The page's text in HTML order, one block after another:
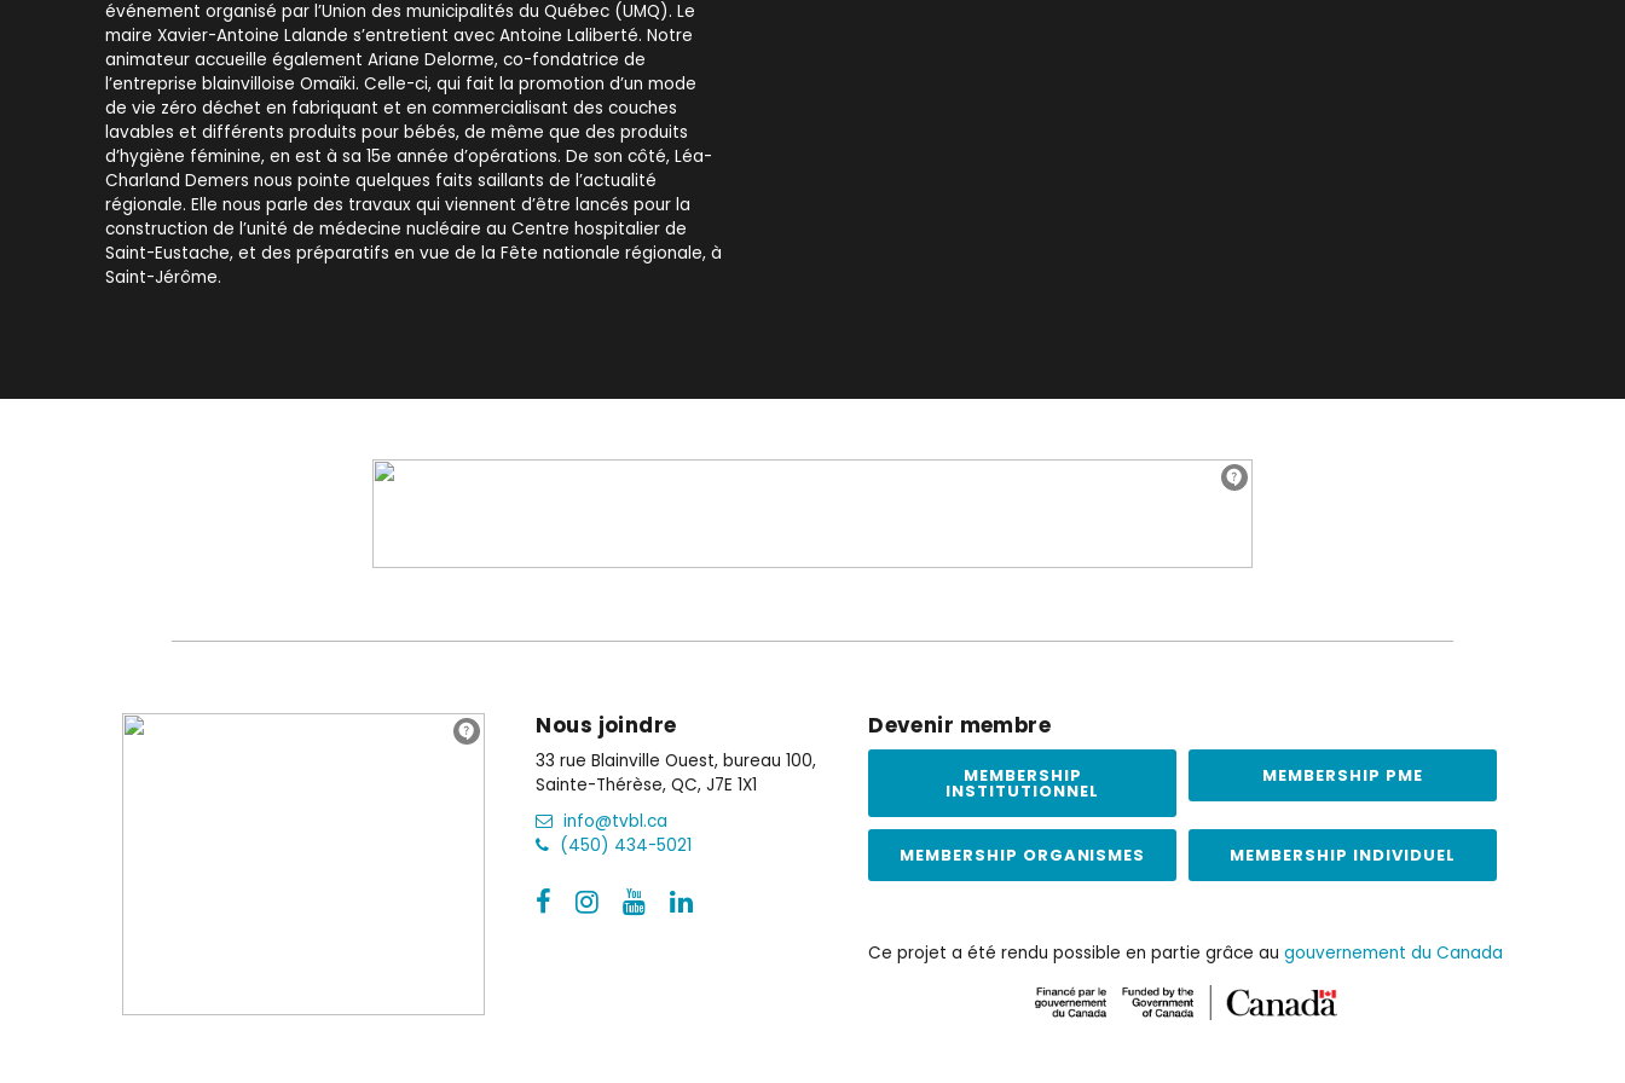
événement organisé par l’Union des municipalités du Québec (UMQ). Le
maire Xavier-Antoine Lalande s’entretient avec Antoine Laliberté. Notre
animateur accueille également Ariane Delorme, co-fondatrice de
l’entreprise blainvilloise Omaïki. Celle-ci, qui fait la promotion d’un mode
de vie zéro déchet en fabriquant et en commercialisant des couches
lavables et différents produits pour bébés, de même que des produits
d’hygiène féminine, en est à sa 15e année d’opérations. De son côté, Léa-
Charland Demers nous pointe quelques faits saillants de l’actualité
régionale. Elle nous parle des travaux qui viennent d’être lancés pour la
construction de l’unité de médecine nucléaire au Centre hospitalier de
Saint-Eustache, et des préparatifs en vue de la Fête nationale régionale, à
Saint-Jérôme.
Nous joindre
33 rue Blainville Ouest, bureau 100,
Sainte-Thérèse, QC, J7E 1X1
info@tvbl.ca
(450) 434-5021
Devenir membre
MEMBERSHIP
INSTITUTIONNEL
MEMBERSHIP PME
MEMBERSHIP ORGANISMES MEMBERSHIP INDIVIDUEL
Ce projet a été rendu possible en partie grâce augouvernement du Canada